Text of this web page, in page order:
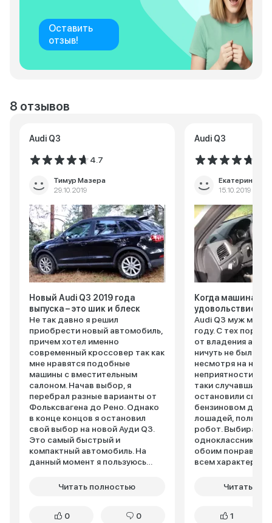
Оставить
отзыв!
8 отзывов
Audi Q3
4.7
Тимур Мазера
29.10.2019
Новый Аudi Q3 2019 года
выпуска – это шик и блеск
Не так давно я решил
приобрести новый автомобиль,
причем хотел именно
современный кроссовер так как
мне нравятся подобные
машины с вместительным
салоном. Начав выбор, я
перебрал разные варианты от
Фольксвагена до Рено. Однако
в конце концов я остановил
свой выбор на новой Ауди Q3.
Это самый быстрый и
компактный автомобиль. На
данный момент я пользуюсь
месяцев, я крайне доволен
На нем удобно парковаться в
Читать полностью
0 0
Audi Q3
Екатерина
15.10.2019
Когда машина
удовольствие
Audi Q3 муж мне
году. С тех пор
от владения
ничуть не были
несмотря на
неприятности, с
таки
остановили свой
бензиновом
лошадей, полный
робот. Выбирали
одноклассников,
обоим
всем
сдержанный
эксплуатируется
Читать
1